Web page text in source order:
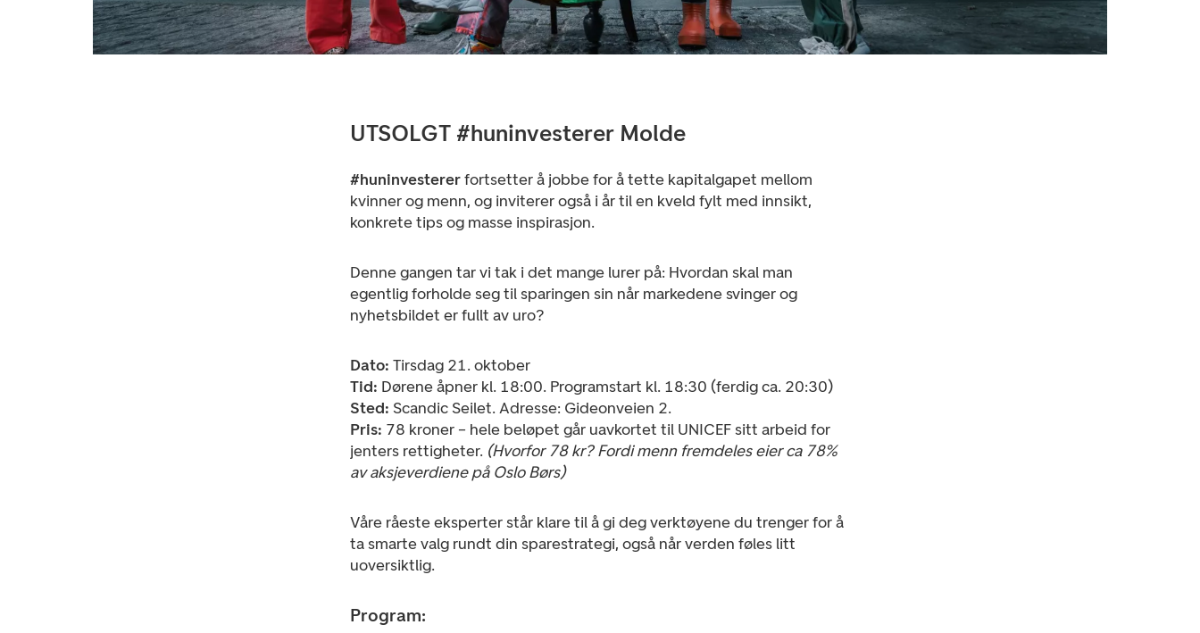
UTSOLGT #huninvesterer Molde
#huninvestererfortsetter å jobbe for å tette kapitalgapet mellom
kvinner og menn, og inviterer også i år til en kveld fylt med innsikt,
konkrete tips og masse inspirasjon.
Denne gangen tar vi tak i det mange lurer på: Hvordan skal man
egentlig forholde seg til sparingen sin når markedene svinger og
nyhetsbildet er fullt av uro?
Dato: Tirsdag 21. oktober
Tid: Dørene åpner kl. 18:00. Programstart kl. 18:30 (ferdig ca. 20:30)
Sted: Scandic Seilet. Adresse: Gideonveien 2.
Pris: 78 kroner – hele beløpet går uavkortet til UNICEF sitt arbeid for
jenters rettigheter. (Hvorfor 78 kr? Fordi menn fremdeles eier ca 78%
av aksjeverdiene på Oslo Børs)
Våre råeste eksperter står klare til å gi deg verktøyene du trenger for å
ta smarte valg rundt din sparestrategi, også når verden føles litt
uoversiktlig.
Program: